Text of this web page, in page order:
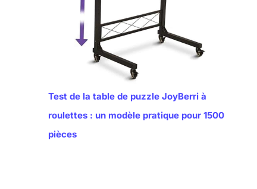
Test de la table de puzzle JoyBerri à
roulettes : un modèle pratique pour 1500
pièces